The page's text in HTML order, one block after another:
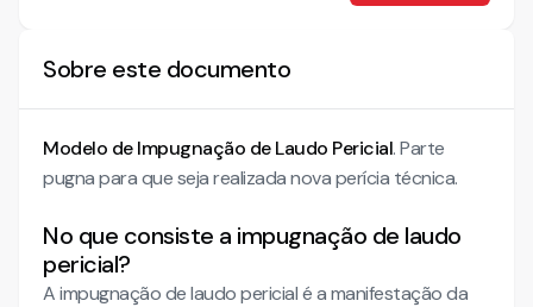
Sobre este documento
Modelo de Impugnação de Laudo Pericial. Parte
pugna para que seja realizada nova perícia técnica.
No que consiste a impugnação de laudo
pericial?
A impugnação de laudo pericial é a manifestação da